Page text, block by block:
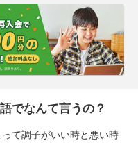
でなんて言うの？
て調子がいい時と悪い時